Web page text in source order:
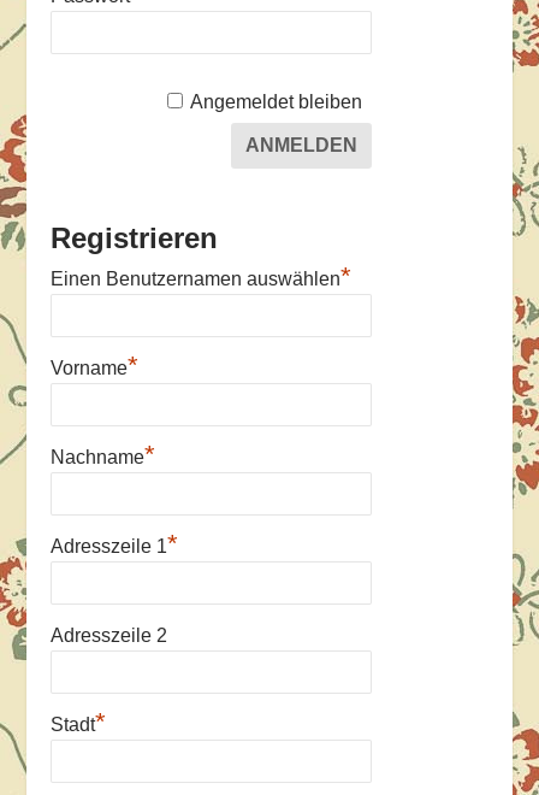
Angemeldet bleiben
Registrieren
Einen Benutzernamen auswählen*
Vorname*
Nachname*
Adresszeile 1*
Adresszeile 2
Stadt*